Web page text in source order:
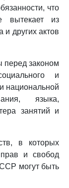
что
из
других актов
законом
и
национальной
языка,
занятий и
в которых
и свобод
могут быть